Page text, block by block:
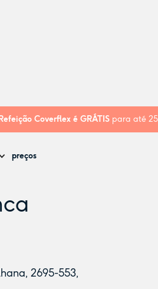
Coverflex é GRÁTIS para até
preços
2695-553,